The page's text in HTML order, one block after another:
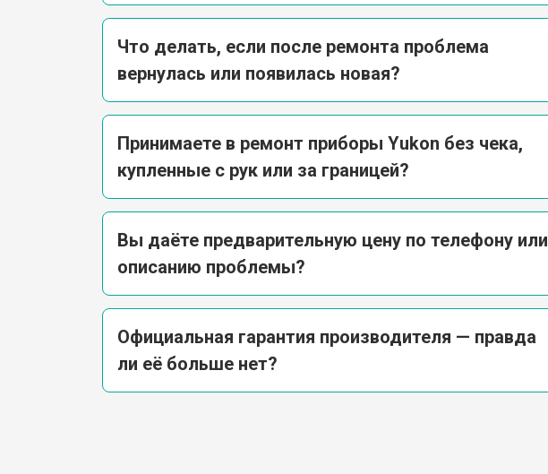
Что делать, если после ремонта проблема
вернулась или появилась новая?
Принимаете в ремонт приборы Yukon без чека,
купленные с рук или за границей?
Вы даёте предварительную цену по телефону или
описанию проблемы?
Официальная гарантия производителя — правда
ли её больше нет?